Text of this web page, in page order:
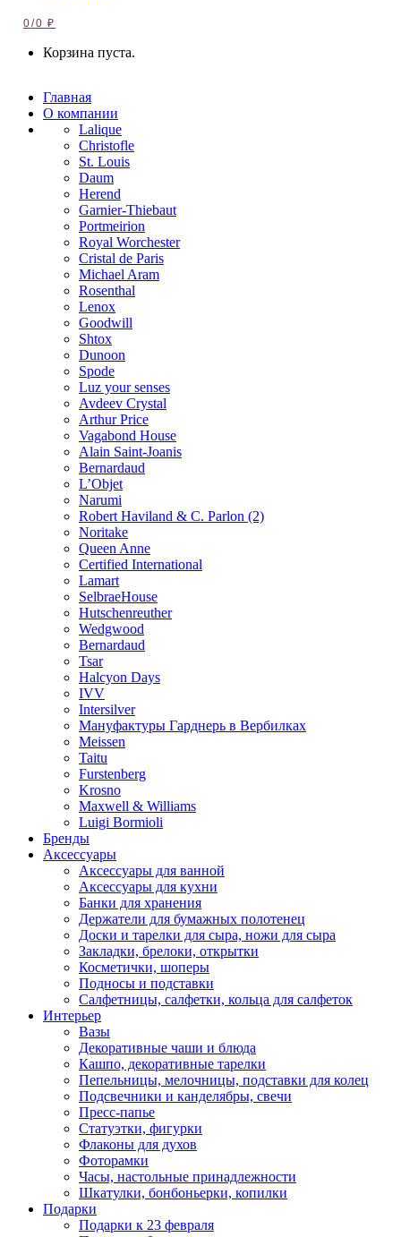
0/0₽
Корзина пуста.
Главная
О компании
Lalique
Christofle
St. Louis
Daum
Herend
Garnier-Thiebaut
Portmeirion
Royal Worchester
Cristal de Paris
Michael Aram
Rosenthal
Lenox
Goodwill
Shtox
Dunoon
Spode
Luz your senses
Avdeev Crystal
Arthur Price
Vagabond House
Alain Saint-Joanis
Bernardaud
L’Objet
Narumi
Robert Haviland & C. Parlon (2)
Noritakе
Queen Anne
Certified International
Lamart
SelbraeHouse
Hutschenreuther
Wedgwood
Bernardaud
Tsar
Halcyon Days
IVV
Intersilver
Мануфактуры Гарднерь в Вербилках
Meissen
Taitu
Furstenberg
Krosno
Maxwell & Williams
Luigi Bormioli
Бренды
Аксессуары
Аксессуары для ванной
Аксессуары для кухни
Банки для хранения
Держатели для бумажных полотенец
Доски и тарелки для сыра, ножи для сыра
Закладки, брелоки, открытки
Косметички, шоперы
Подносы и подставки
Салфетницы, салфетки, кольца для салфеток
Интерьер
Вазы
Декоративные чаши и блюда
Кашпо, декоративные тарелки
Пепельницы, мелочницы, подставки для колец
Подсвечники и канделябры, свечи
Пресс-папье
Статуэтки, фигурки
Флаконы для духов
Фоторамки
Часы, настольные принадлежности
Шкатулки, бонбоньерки, копилки
Подарки
Подарки к 23 февраля